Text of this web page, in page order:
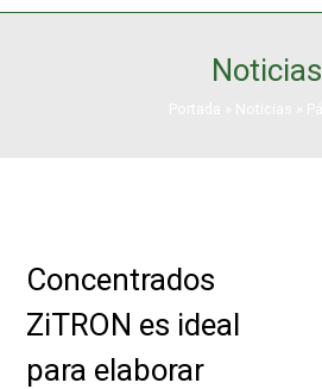
Noticias
Concentrados
ZiTRON es ideal
para elaborar